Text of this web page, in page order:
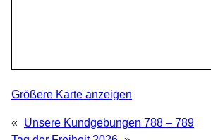
Größere Karte anzeigen
«
Unsere Kundgebungen 788 – 789